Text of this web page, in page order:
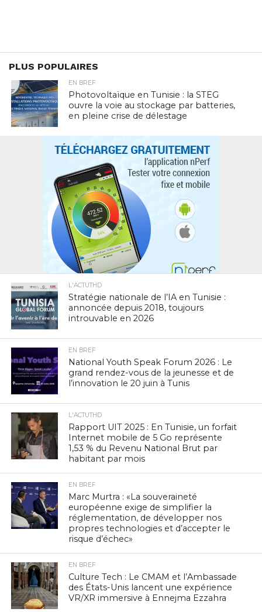
PLUS POPULAIRES
EN BREF
Photovoltaïque en Tunisie : la STEG
ouvre la voie au stockage par batteries,
en pleine crise de délestage
L'ACTUTHD
Stratégie nationale de l’IA en Tunisie :
annoncée depuis 2018, toujours
introuvable en 2026
EN BREF
National Youth Speak Forum 2026 : Le
grand rendez-vous de la jeunesse et de
l’innovation le 20 juin à Tunis
L'ACTUTHD
Rapport UIT 2025 : En Tunisie, un forfait
Internet mobile de 5 Go représente
1,53 % du Revenu National Brut par
habitant par mois
EN BREF
Marc Murtra : «La souveraineté
européenne exige de simplifier la
réglementation, de développer nos
propres technologies et d’accepter le
risque d’échec»
EN BREF
Culture Tech : Le CMAM et l’Ambassade
des États-Unis lancent une expérience
VR/XR immersive à Ennejma Ezzahra